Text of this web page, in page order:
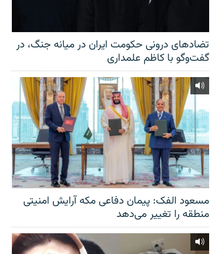
تضادهای درونی حکومت ایران در میانه جنگ، در
گفت‌‌وگو با کاظم علمداری
مسعود الفک: پیمان دفاعی مکه آرایش امنیتی
منطقه را تغییر می‌دهد